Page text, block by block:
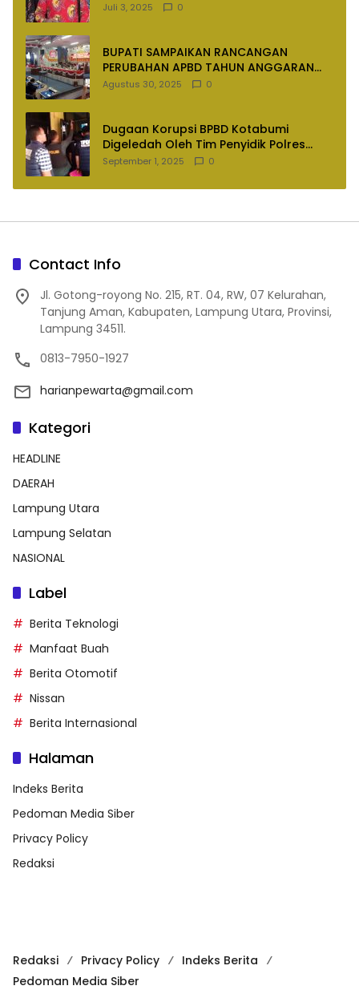
Juli 3, 2025 0
BUPATI SAMPAIKAN RANCANGAN
PERUBAHAN APBD TAHUN ANGGARAN
2025
Agustus 30, 2025 0
Dugaan Korupsi BPBD Kotabumi
Digeledah Oleh Tim Penyidik Polres
Lampung Utara
September 1, 2025 0
Contact Info
Jl. Gotong-royong No. 215, RT. 04, RW, 07 Kelurahan,
Tanjung Aman, Kabupaten, Lampung Utara, Provinsi,
Lampung 34511.
0813-7950-1927
harianpewarta@gmail.com
Kategori
HEADLINE
DAERAH
Lampung Utara
Lampung Selatan
NASIONAL
Label
Berita Teknologi
Manfaat Buah
Berita Otomotif
Nissan
Berita Internasional
Halaman
Indeks Berita
Pedoman Media Siber
Privacy Policy
Redaksi
Redaksi Privacy Policy
Indeks Berita
Pedoman Media Siber